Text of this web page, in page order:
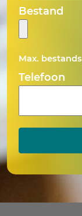
MM
slash
DD
slash
JJJJ
Bestand
Max.
Telefoon